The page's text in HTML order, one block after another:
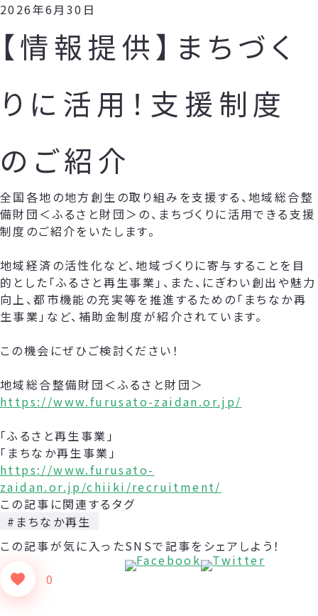
2026年6月30日
【情報提供】まちづく
りに活用！支援制度
のご紹介
全国各地の地方創生の取り組みを支援する、地域総合整
備財団＜ふるさと財団＞の、まちづくりに活用できる支援
制度のご紹介をいたします。
地域経済の活性化など、地域づくりに寄与することを目
的とした「ふるさと再生事業」、また、にぎわい創出や魅力
向上、都市機能の充実等を推進するための「まちなか再
生事業」など、補助金制度が紹介されています。
この機会にぜひご検討ください！
地域総合整備財団＜ふるさと財団＞
https://www.furusato-zaidan.or.jp/
「ふるさと再生事業」
「まちなか再生事業」
https://www.furusato-
zaidan.or.jp/chiiki/recruitment/
この記事に関連するタグ
#まちなか再生
この記事が気に入った
0
SNSで記事をシェアしよう！